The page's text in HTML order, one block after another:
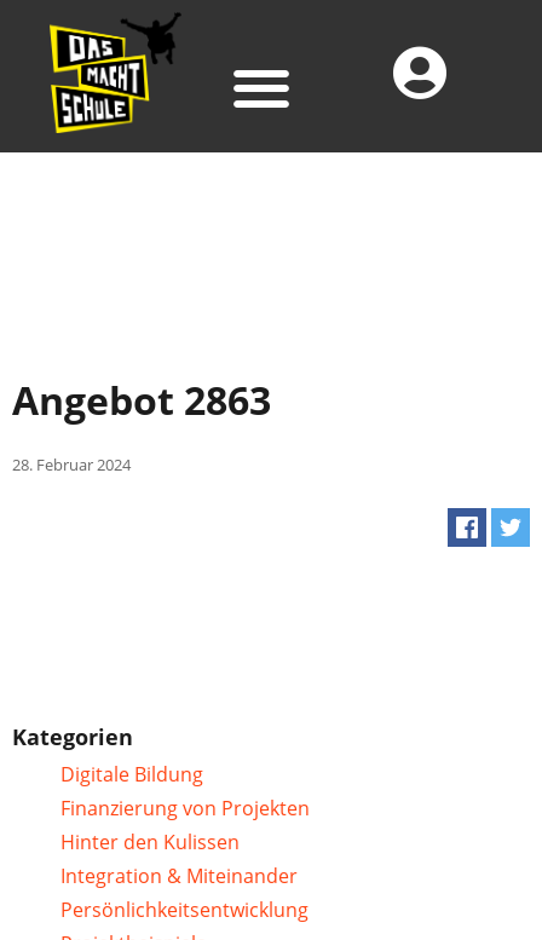
Angebot 2863
28. Februar 2024
Kategorien
Digitale Bildung
Finanzierung von Projekten
Hinter den Kulissen
Integration & Miteinander
Persönlichkeitsentwicklung